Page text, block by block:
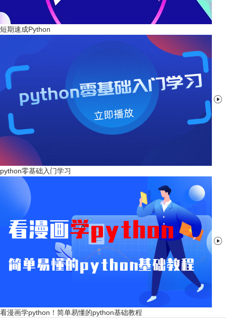
短期速成Python

python零基础入门学习

看漫画学python！简单易懂的python基础教程